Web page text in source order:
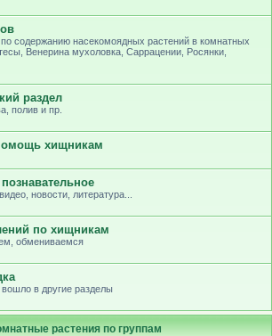
содержанию насекомоядных растений в комнатных
Венерина мухоловка, Саррацении, Росянки,
раздел
полив и пр.
хищникам
новости, литература...
по хищникам
обмениваемся
в другие разделы
растения по группам